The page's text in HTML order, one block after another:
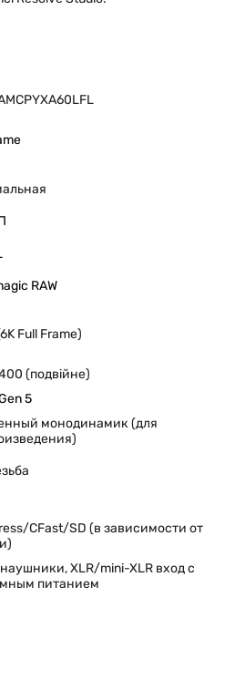
RAW
Full Frame)
(подвійне)
5
монодинамик (для
CFast/SD (в зависимости от
XLR/mini-XLR вход с
питанием